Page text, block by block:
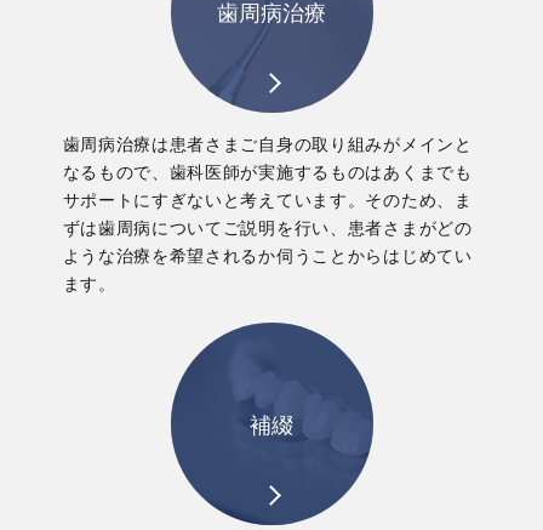
歯周病治療
歯周病治療は患者さまご自身の取り組みがメインと
なるもので、歯科医師が実施するものはあくまでも
サポートにすぎないと考えています。そのため、ま
ずは歯周病についてご説明を行い、患者さまがどの
ような治療を希望されるか伺うことからはじめてい
ます。
補綴